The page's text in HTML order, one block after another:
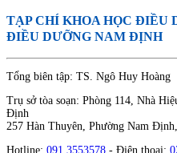
TẠP CHÍ KHOA HỌC ĐIỀU
ĐIỀU DƯỠNG NAM ĐỊNH
Tổng biên tập: TS. Ngô Huy Hoàng
Trụ sở tòa soạn: Phòng 114, Nhà
Định
257 Hàn Thuyên, Phường Nam
Hotline: 091 3553578 - Điện thoại: